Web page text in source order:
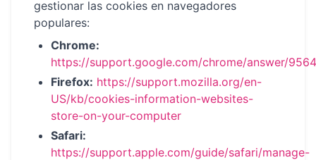
gestionar las cookies en navegadores
populares:
Chrome:
https://support.google.com/chrome/answer/
Firefox: https://support.mozilla.org/en-
US/kb/cookies-information-websites-
store-on-your-computer
Safari:
https://support.apple.com/guide/safari/manage-